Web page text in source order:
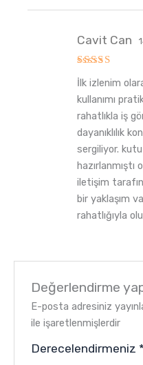
üzerinden
5
oy aldı
Cavit Can
İlk izlenim
kullanımı
rahatlıkla iş
dayanıklılık
sergiliyor.
hazırlanmıştı
iletişim
bir yaklaşım
rahatlığıyla
Değerlendirme
E-posta adresiniz
ile işaretlenmişlerdir
Derecelendirmeniz *